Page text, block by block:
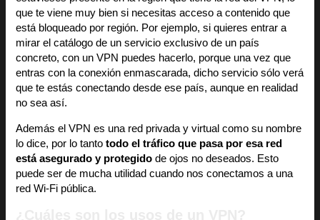
que te viene muy bien si necesitas acceso a contenido que
está bloqueado por región. Por ejemplo, si quieres entrar a
mirar el catálogo de un servicio exclusivo de un país
concreto, con un VPN puedes hacerlo, porque una vez que
entras con la conexión enmascarada, dicho servicio sólo verá
que te estás conectando desde ese país, aunque en realidad
no sea así.
Además el VPN es una red privada y virtual como su nombre
lo dice, por lo tanto todo el tráfico que pasa por esa red
está asegurado y protegido de ojos no deseados. Esto
puede ser de mucha utilidad cuando nos conectamos a una
red Wi-Fi pública.